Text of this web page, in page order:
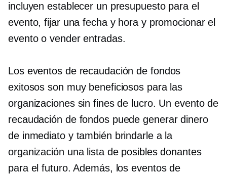
incluyen establecer un presupuesto para el
evento, fijar una fecha y hora y promocionar el
evento o vender entradas.
Los eventos de recaudación de fondos
exitosos son muy beneficiosos para las
organizaciones sin fines de lucro. Un evento de
recaudación de fondos puede generar dinero
de inmediato y también brindarle a la
organización una lista de posibles donantes
para el futuro. Además, los eventos de